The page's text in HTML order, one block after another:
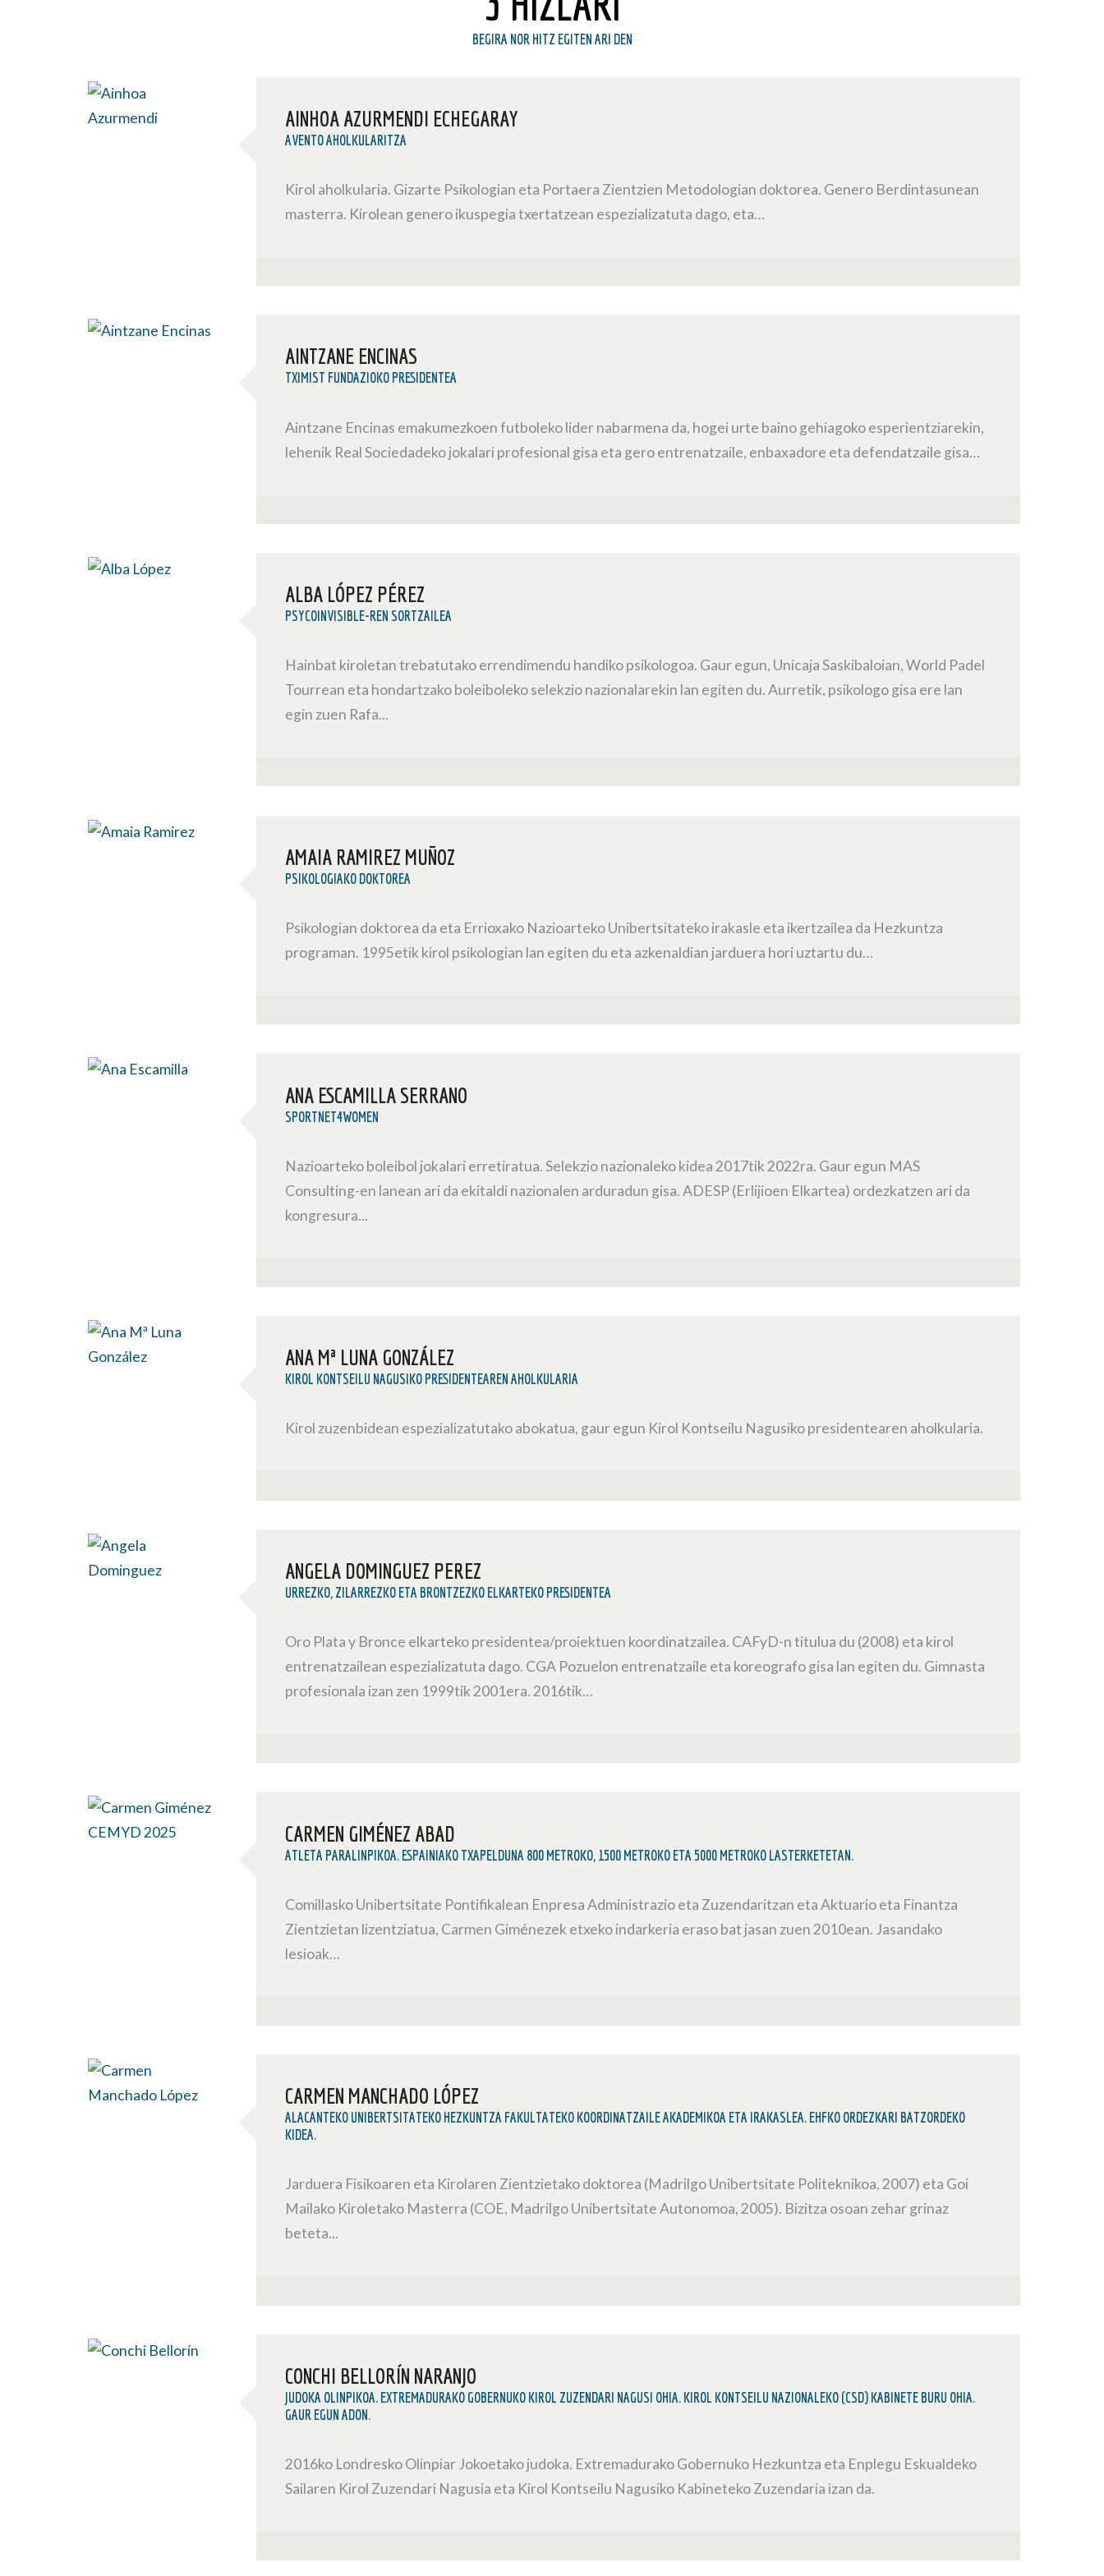
BEGIRA NOR HITZ EGITEN ARI DEN
AINHOA AZURMENDI ECHEGARAY
AVENTO AHOLKULARITZA
Kirol aholkularia. Gizarte Psikologian eta Portaera Zientzien Metodologian doktorea. Genero Berdintasunean
masterra. Kirolean genero ikuspegia txertatzean espezializatuta dago, eta…
AINTZANE ENCINAS
TXIMIST FUNDAZIOKO PRESIDENTEA
Aintzane Encinas emakumezkoen futboleko lider nabarmena da, hogei urte baino gehiagoko esperientziarekin,
lehenik Real Sociedadeko jokalari profesional gisa eta gero entrenatzaile, enbaxadore eta defendatzaile gisa…
ALBA LÓPEZ PÉREZ
PSYCOINVISIBLE-REN SORTZAILEA
Hainbat kiroletan trebatutako errendimendu handiko psikologoa. Gaur egun, Unicaja Saskibaloian, World Padel
Tourrean eta hondartzako boleiboleko selekzio nazionalarekin lan egiten du. Aurretik, psikologo gisa ere lan
egin zuen Rafa...
AMAIA RAMIREZ MUÑOZ
PSIKOLOGIAKO DOKTOREA
Psikologian doktorea da eta Errioxako Nazioarteko Unibertsitateko irakasle eta ikertzailea da Hezkuntza
programan. 1995etik kirol psikologian lan egiten du eta azkenaldian jarduera hori uztartu du…
ANA ESCAMILLA SERRANO
SPORTNET4WOMEN
Nazioarteko boleibol jokalari erretiratua. Selekzio nazionaleko kidea 2017tik 2022ra. Gaur egun MAS
Consulting-en lanean ari da ekitaldi nazionalen arduradun gisa. ADESP (Erlijioen Elkartea) ordezkatzen ari da
kongresura...
ANA Mª LUNA GONZÁLEZ
KIROL KONTSEILU NAGUSIKO PRESIDENTEAREN AHOLKULARIA
Kirol zuzenbidean espezializatutako abokatua, gaur egun Kirol Kontseilu Nagusiko presidentearen aholkularia.
ANGELA DOMINGUEZ PEREZ
URREZKO, ZILARREZKO ETA BRONTZEZKO ELKARTEKO PRESIDENTEA
Oro Plata y Bronce elkarteko presidentea/proiektuen koordinatzailea. CAFyD-n titulua du (2008) eta kirol
entrenatzailean espezializatuta dago. CGA Pozuelon entrenatzaile eta koreografo gisa lan egiten du. Gimnasta
profesionala izan zen 1999tik 2001era. 2016tik…
CARMEN GIMÉNEZ ABAD
ATLETA PARALINPIKOA. ESPAINIAKO TXAPELDUNA 800 METROKO, 1500 METROKO ETA 5000 METROKO LASTERKETETAN.
Comillasko Unibertsitate Pontifikalean Enpresa Administrazio eta Zuzendaritzan eta Aktuario eta Finantza
Zientzietan lizentziatua, Carmen Giménezek etxeko indarkeria eraso bat jasan zuen 2010ean. Jasandako
lesioak…
CARMEN MANCHADO LÓPEZ
ALACANTEKO UNIBERTSITATEKO HEZKUNTZA FAKULTATEKO KOORDINATZAILE AKADEMIKOA ETA IRAKASLEA. EHFKO ORDEZKARI BATZORDEKO
KIDEA.
Jarduera Fisikoaren eta Kirolaren Zientzietako doktorea (Madrilgo Unibertsitate Politeknikoa, 2007) eta Goi
Mailako Kiroletako Masterra (COE, Madrilgo Unibertsitate Autonomoa, 2005). Bizitza osoan zehar grinaz
beteta...
CONCHI BELLORÍN NARANJO
JUDOKA OLINPIKOA. EXTREMADURAKO GOBERNUKO KIROL ZUZENDARI NAGUSI OHIA. KIROL KONTSEILU NAZIONALEKO (CSD) KABINETE BURU OHIA.
GAUR EGUN ADON.
2016ko Londresko Olinpiar Jokoetako judoka. Extremadurako Gobernuko Hezkuntza eta Enplegu Eskualdeko
Sailaren Kirol Zuzendari Nagusia eta Kirol Kontseilu Nagusiko Kabineteko Zuzendaria izan da.